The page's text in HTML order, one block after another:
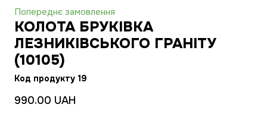
Попереднє замовлення
КОЛОТА БРУКІВКА
ЛЕЗНИКІВСЬКОГО ГРАНІТУ
(10105)
Код продукту 19
990.00 UAH